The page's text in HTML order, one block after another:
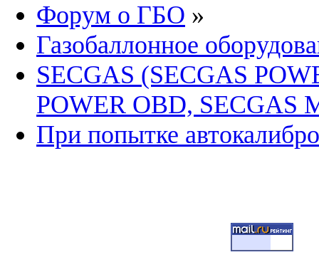
Форум о ГБО »
Газобаллонное
SECGAS (SECGAS
POWER OBD, SECGAS
При попытке